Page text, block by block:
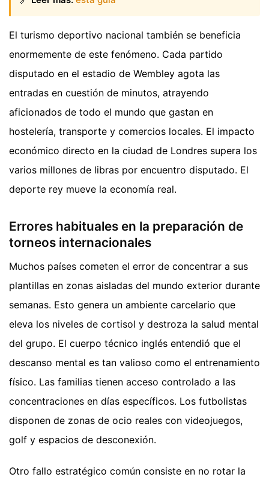
El turismo deportivo nacional también se beneficia
enormemente de este fenómeno. Cada partido
disputado en el estadio de Wembley agota las
entradas en cuestión de minutos, atrayendo
aficionados de todo el mundo que gastan en
hostelería, transporte y comercios locales. El impacto
económico directo en la ciudad de Londres supera los
varios millones de libras por encuentro disputado. El
deporte rey mueve la economía real.
Errores habituales en la preparación de
torneos internacionales
Muchos países cometen el error de concentrar a sus
plantillas en zonas aisladas del mundo exterior durante
semanas. Esto genera un ambiente carcelario que
eleva los niveles de cortisol y destroza la salud mental
del grupo. El cuerpo técnico inglés entendió que el
descanso mental es tan valioso como el entrenamiento
físico. Las familias tienen acceso controlado a las
concentraciones en días específicos. Los futbolistas
disponen de zonas de ocio reales con videojuegos,
golf y espacios de desconexión.
Otro fallo estratégico común consiste en no rotar la